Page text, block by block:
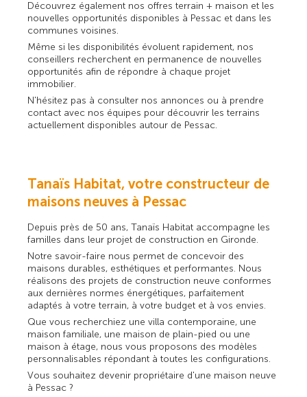
Découvrez également nos offres terrain + maison et les
nouvelles opportunités disponibles à Pessac et dans les
communes voisines.
Même si les disponibilités évoluent rapidement, nos
conseillers recherchent en permanence de nouvelles
opportunités afin de répondre à chaque projet
immobilier.
N'hésitez pas à consulter nos annonces ou à prendre
contact avec nos équipes pour découvrir les terrains
actuellement disponibles autour de Pessac.
Tanaïs Habitat, votre constructeur de
maisons neuves à Pessac
Depuis près de 50 ans, Tanaïs Habitat accompagne les
familles dans leur projet de construction en Gironde.
Notre savoir-faire nous permet de concevoir des
maisons durables, esthétiques et performantes. Nous
réalisons des projets de construction neuve conformes
aux dernières normes énergétiques, parfaitement
adaptés à votre terrain, à votre budget et à vos envies.
Que vous recherchiez une villa contemporaine, une
maison familiale, une maison de plain-pied ou une
maison à étage, nous vous proposons des modèles
personnalisables répondant à toutes les configurations.
Vous souhaitez devenir propriétaire d'une maison neuve
à Pessac ?